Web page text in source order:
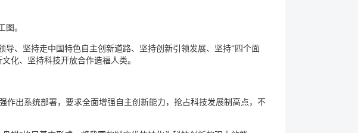
图。
、坚持走中国特色自主创新道路、坚持创新引领发展、坚持“四个面
化、坚持科技开放合作造福人类。
出系统部署，要求全面增强自主创新能力，抢占科技发展制高点，不